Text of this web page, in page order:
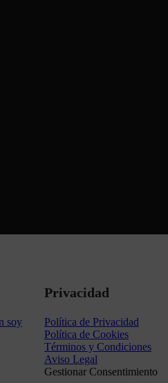
soy
Privacidad
Política de Privacidad
Política de Cookies
Términos y Condiciones
Aviso Legal
Gestionar Consentimiento